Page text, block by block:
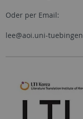
Oder per Email:
lee@aoi.uni-